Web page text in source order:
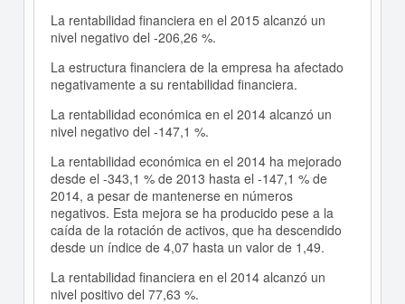
La rentabilidad financiera en el 2015 alcanzó un
nivel negativo del -206,26 %.
La estructura financiera de la empresa ha afectado
negativamente a su rentabilidad financiera.
La rentabilidad económica en el 2014 alcanzó un
nivel negativo del -147,1 %.
La rentabilidad económica en el 2014 ha mejorado
desde el -343,1 % de 2013 hasta el -147,1 % de
2014, a pesar de mantenerse en números
negativos. Esta mejora se ha producido pese a la
caída de la rotación de activos, que ha descendido
desde un índice de 4,07 hasta un valor de 1,49.
La rentabilidad financiera en el 2014 alcanzó un
nivel positivo del 77,63 %.